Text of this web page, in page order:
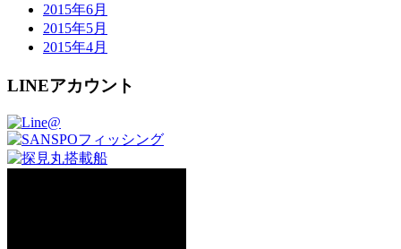
2015年6月
2015年5月
2015年4月
LINEアカウント